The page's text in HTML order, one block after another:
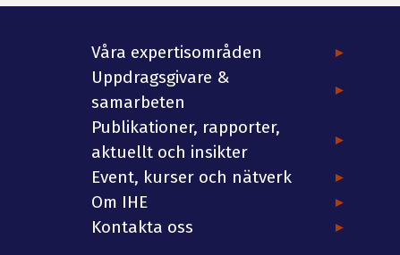
Våra expertisområden
Uppdragsgivare &
samarbeten
Publikationer, rapporter,
aktuellt och insikter
Event, kurser och nätverk
Om IHE
Kontakta oss